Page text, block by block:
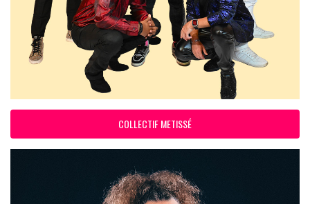
COLLECTIF METISSÉ